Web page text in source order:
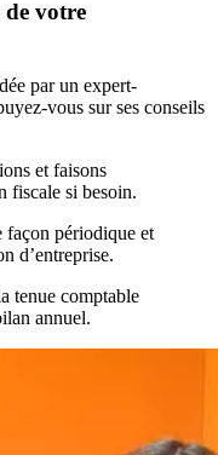
de votre
par un expert-
vous sur ses conseils
et faisons
fiscale si besoin.
façon périodique et
d’entreprise.
tenue comptable
annuel.